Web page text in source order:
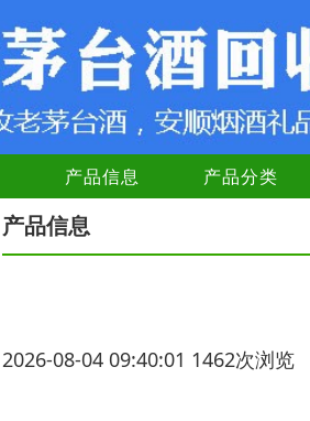
产品信息 产品分类
产品信息
2026-08-04 09:40:01 1462次浏览